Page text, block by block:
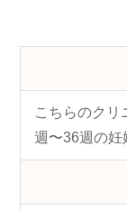
こちらのクリ
週〜36週の妊